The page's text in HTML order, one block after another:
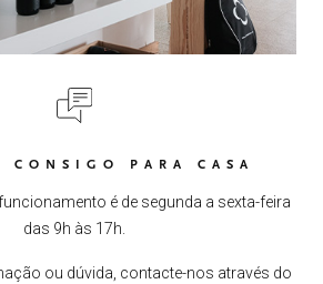
CONSIGO PARA CASA
é de segunda a sexta-feira
das 9h às 17h.
ou dúvida, contacte-nos através do